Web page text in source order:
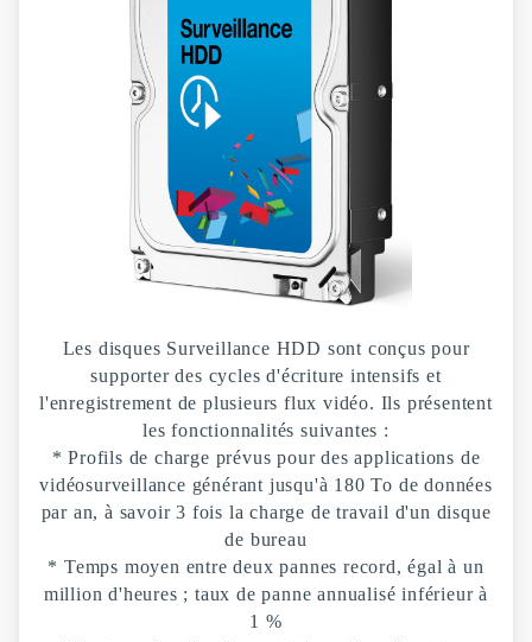
Les disques Surveillance HDD sont conçus pour
supporter des cycles d'écriture intensifs et
l'enregistrement de plusieurs flux vidéo. Ils présentent
les fonctionnalités suivantes :
* Profils de charge prévus pour des applications de
vidéosurveillance générant jusqu'à 180 To de données
par an, à savoir 3 fois la charge de travail d'un disque
de bureau
* Temps moyen entre deux pannes record, égal à un
million d'heures ; taux de panne annualisé inférieur à
1 %